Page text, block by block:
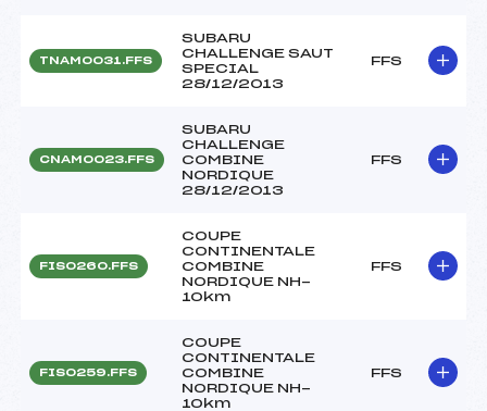
TNAM0031.FFS
SUBARU
CHALLENGE SAUT
SPECIAL
28/12/2013
FFS
CNAM0023.FFS
SUBARU
CHALLENGE
COMBINE
NORDIQUE
28/12/2013
FFS
FIS0260.FFS
COUPE
CONTINENTALE
COMBINE
NORDIQUE NH-
10km
FFS
FIS0259.FFS
COUPE
CONTINENTALE
COMBINE
NORDIQUE NH-
10km
FFS